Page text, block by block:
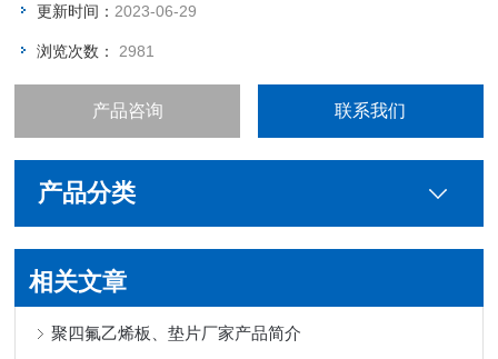
更新时间： 2023-06-29
浏览次数： 2981
产品咨询 联系我们
产品分类
相关文章
聚四氟乙烯板、垫片厂家产品简介